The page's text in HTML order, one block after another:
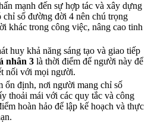
mạnh đến sự hợp tác và xây dựng
số đường đời 4 nên chú trọng
khác trong công việc, nâng cao tinh
huy khả năng sáng tạo và giao tiếp
nhân 3 là thời điểm để người này để
nối với mọi người.
ổn định, nơi người mang chỉ số
thoải mái với các quy tắc và công
hoàn hảo để lập kế hoạch và thực